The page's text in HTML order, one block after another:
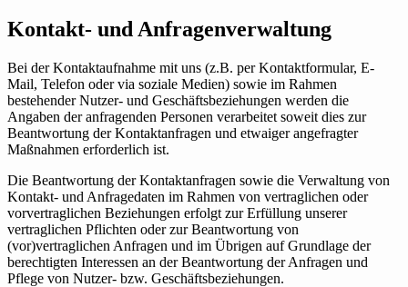
Kontakt- und Anfragenverwaltung
Bei der Kontaktaufnahme mit uns (z.B. per Kontaktformular, E-
Mail, Telefon oder via soziale Medien) sowie im Rahmen
bestehender Nutzer- und Geschäftsbeziehungen werden die
Angaben der anfragenden Personen verarbeitet soweit dies zur
Beantwortung der Kontaktanfragen und etwaiger angefragter
Maßnahmen erforderlich ist.
Die Beantwortung der Kontaktanfragen sowie die Verwaltung von
Kontakt- und Anfragedaten im Rahmen von vertraglichen oder
vorvertraglichen Beziehungen erfolgt zur Erfüllung unserer
vertraglichen Pflichten oder zur Beantwortung von
(vor)vertraglichen Anfragen und im Übrigen auf Grundlage der
berechtigten Interessen an der Beantwortung der Anfragen und
Pflege von Nutzer- bzw. Geschäftsbeziehungen.